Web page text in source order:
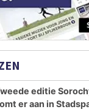
editie
er aan in